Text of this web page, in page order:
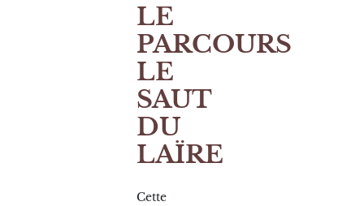
LE
PARCOURS
LE
SAUT
DU
LAÏRE
Cette